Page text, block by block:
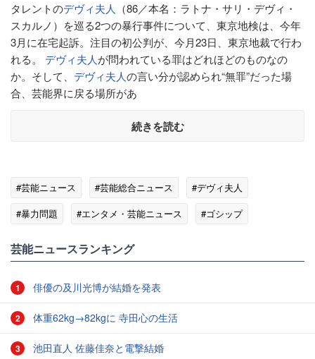
タレントのデヴィ夫人 （86／本名：ラトナ・サリ・デヴィ・
スカルノ）を巡る2つの暴行事件について、東京地検は、今年
3月に在宅起訴。注目の初公判が、今月23日、東京地裁で行わ
れる。 デヴィ夫人が問われている罪はどれほどのものなの
か。そして、 デヴィ夫人の言い分が認められ“無罪”だった場
合、芸能界に戻る場所があ
続きを読む
#芸能ニュース #芸能総合ニュース
#デヴィ夫人
#暴力問題
#エンタメ・芸能ニュース #ゴシップ
芸能ニュースランキング
1 俳優の及川光博が結婚を発表
2 体重62kg→82kgに 寺田心の生活
3 池田直人 佐藤佳奈と電撃結婚